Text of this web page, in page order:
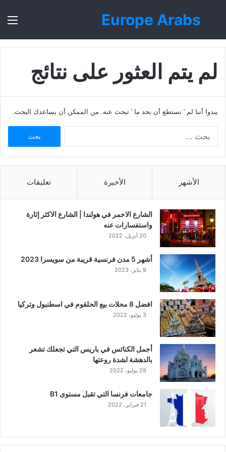
Europe Arabs
بحث
لم يتم العثور على نتائج
يبدوا أننا لم ’ نستطع أن نجد ما ’ تبحث عنه. من الممكن أن يساعدك البحث.
الأشهر الأخيرة تعليقات
الشارع الاحمر في هولندا | الشارع الاكثر إثارة
واستفسارات عنه
20 أبريل، 2022
أشهر 5 مدن فرنسية قريبة من سويسرا 2023
9 يناير، 2023
افضل 8 محلات بيع الحلقوم في اسطنبول وتركيا
3 يوليو، 2022
أجمل الكنائس في باريس التي تجعلك تشعر
بالدهشة لشدة روعتها
29 يوليو، 2022
جامعات فرنسا التي تقبل مستوى B1
21 فبراير، 2022